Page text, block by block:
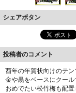
シェアボタン
投稿者のコメント
酉年の年賀状向けのテン
金や黒をベースにクール
おめでたい松竹梅も配置